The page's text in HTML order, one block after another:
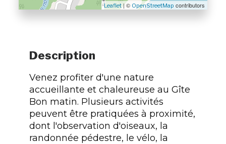
Leaflet| © OpenStreetMap contributors
Description
Venez profiter d'une nature
accueillante et chaleureuse au Gîte
Bon matin. Plusieurs activités
peuvent être pratiquées à proximité,
dont l'observation d'oiseaux, la
randonnée pédestre, le vélo, la